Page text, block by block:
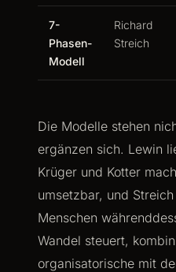
7-
Phasen-
Modell
Richard
Streich
Die Modelle stehen
ergänzen sich. Lewin
Krüger und Kotter
umsetzbar, und
Menschen
Wandel steuert,
organisatorische mit